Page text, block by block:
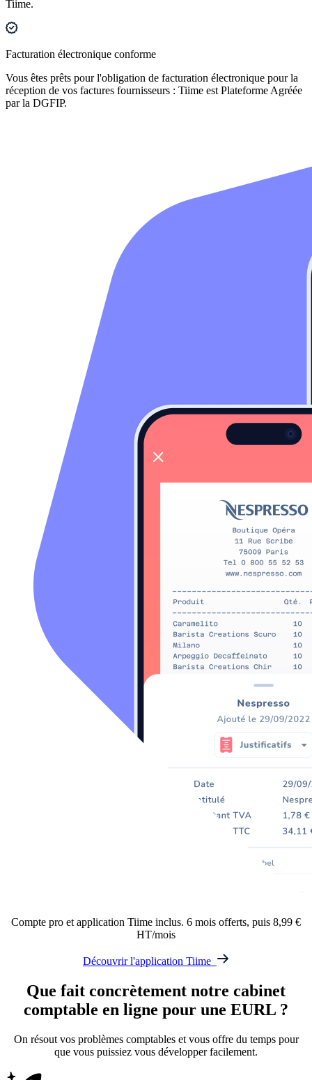
Tiime.
Facturation électronique conforme
Vous êtes prêts pour l'obligation de facturation électronique pour la
réception de vos factures fournisseurs : Tiime est Plateforme Agréée
par la DGFIP.
Compte pro et application Tiime inclus. 6 mois offerts, puis 8,99 €
HT/mois
Découvrir l'application Tiime
Que fait concrètement notre cabinet
comptable en ligne pour une EURL ?
On résout vos problèmes comptables et vous offre du temps pour
que vous puissiez vous développer facilement.